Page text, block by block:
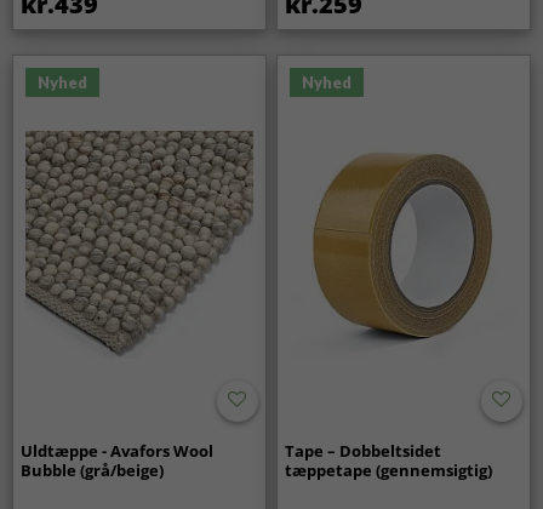
Nyhed
Uldtæppe - Avafors Wool
Bubble (grå/beige)
Nyhed
Tape – Dobbeltsidet
tæppetape (gennemsigtig)